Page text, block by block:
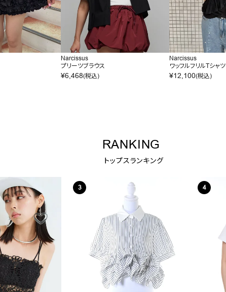
Narcissus
プリーツブラウス
¥6,468(税込)
Narcissus
ワッフルフリルTシャツ
¥12,100(税込)
RANKING
トップスランキング